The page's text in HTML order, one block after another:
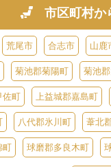
市区町村か
荒尾市 合志市 山鹿
菊池郡菊陽町 菊池
佐町 上益城郡嘉島町
八代郡氷川町 葦北
町 球磨郡多良木町